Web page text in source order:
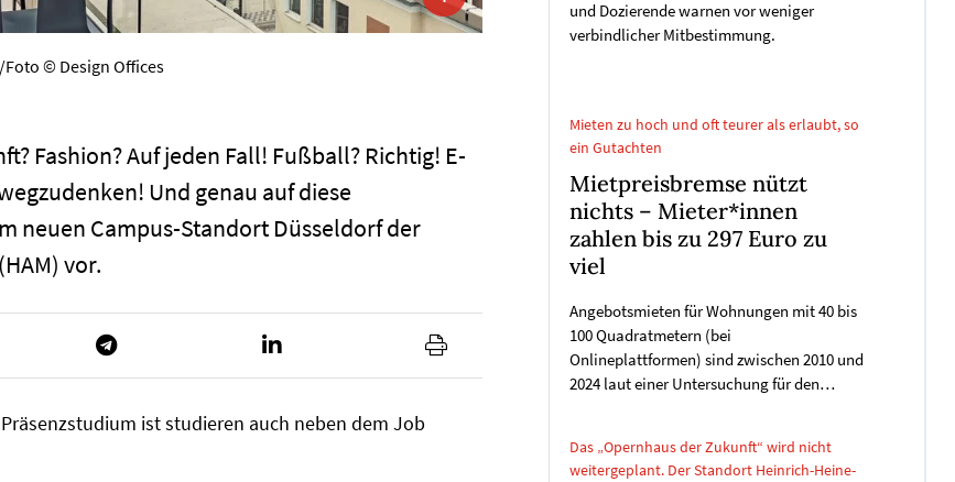
© Design Offices
Fashion? Auf jeden Fall! Fußball? Richtig! E-
Und genau auf diese
neuen Campus-Standort Düsseldorf der
vor.
ist studieren auch neben dem Job
und Dozierende warnen vor weniger
verbindlicher Mitbestimmung.
Mieten zu hoch und oft teurer als erlaubt, so
ein Gutachten
Mietpreisbremse nützt
nichts – Mieter*innen
zahlen bis zu 297 Euro zu
viel
Angebotsmieten für Wohnungen mit 40 bis
100 Quadratmetern (bei
Onlineplattformen) sind zwischen 2010 und
2024 laut einer Untersuchung für den…
Das „Opernhaus der Zukunft“ wird nicht
weitergeplant. Der Standort Heinrich-Heine-